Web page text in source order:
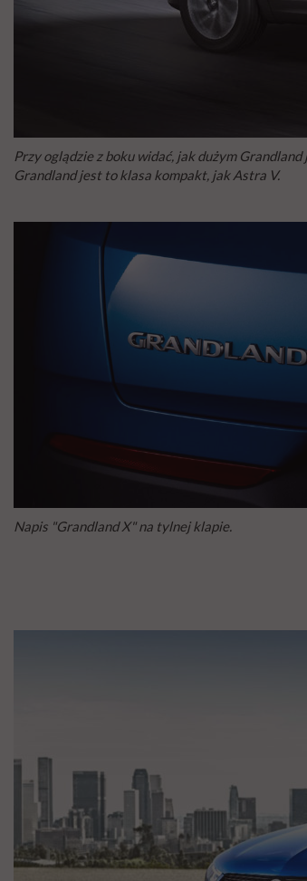
Przy oglądzie z boku widać, jak dużym
Grandland jest to klasa kompakt, jak Astra V.
Napis "Grandland X" na tylnej klapie.